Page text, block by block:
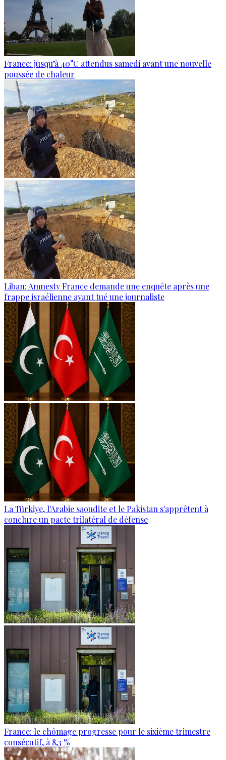
France: jusqu’à 40°C attendus samedi avant une nouvelle
poussée de chaleur
Liban: Amnesty France demande une enquête après une
frappe israélienne ayant tué une journaliste
La Türkiye, l'Arabie saoudite et le Pakistan s'apprêtent à
conclure un pacte trilatéral de défense
France: le chômage progresse pour le sixième trimestre
consécutif, à 8,3 %